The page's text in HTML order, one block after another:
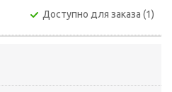
Доступно для заказа (1)